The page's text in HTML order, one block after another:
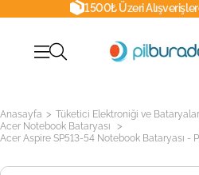
1500₺ Üzeri
Anasayfa > Tüketici Elektroniği ve
Acer Notebook Bataryası >
Acer Aspire SP513-54 Notebook Bataryası -